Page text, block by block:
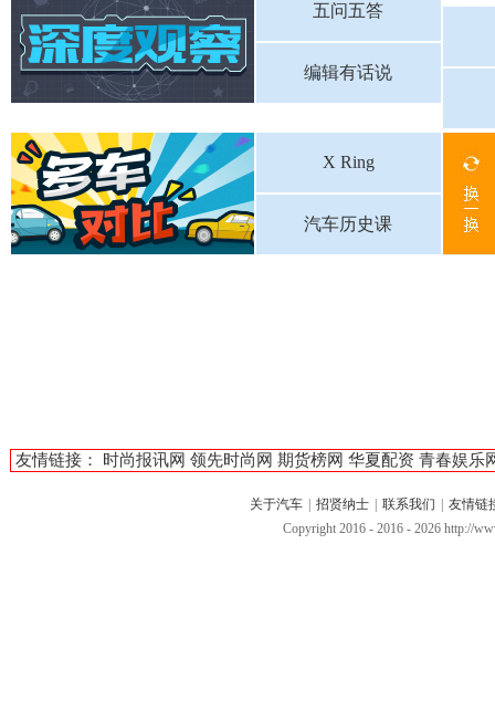
五问五答
编辑有话说
X Ring
汽车历史课
友情链接： 时尚报讯网 领先时尚网 期货榜网 华夏配资 青春娱乐
关于汽车 招贤纳士 联系我们
友情链
Copyright 2016 - 2016 - 2026 http://